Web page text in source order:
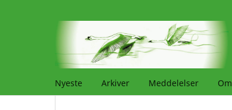
Nyeste Arkiver Meddelelser Om